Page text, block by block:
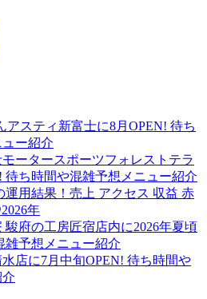
アスティ新富士に8月OPEN! 待ち
ー紹介
ータースポーツフォレストテラ
待ち時間や混雑予想メニュー紹介
運用結果！売上 アクセス 収益 赤
年
駿府の工房匠宿店内に2026年夏頃
雑予想メニュー紹介
店に7月中旬OPEN! 待ち時間や